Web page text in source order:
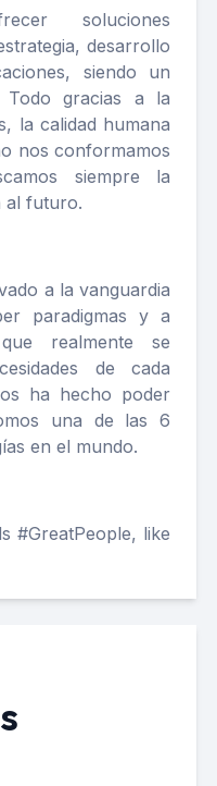
soluciones
desarrollo
siendo un
Todo gracias a la
la calidad humana
nos conformamos
siempre la
al futuro.
a la vanguardia
paradigmas y a
realmente se
de cada
ha hecho poder
una de las 6
en el mundo.
#GreatPeople, like